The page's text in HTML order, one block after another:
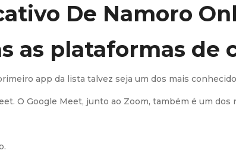
De Namoro
as plataformas de
app da lista talvez seja um dos mais
O Google Meet, junto ao Zoom, também é um